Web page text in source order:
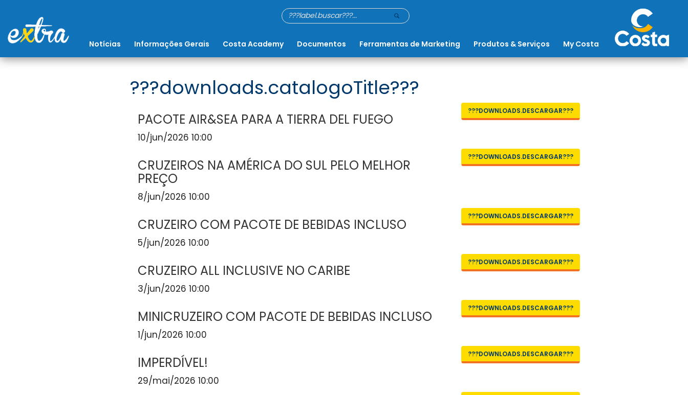
Notícias Informações Gerais Costa Academy Documentos Ferramentas de Marketing Produtos & Serviços My Costa
???downloads.catalogoTitle???
PACOTE AIR&SEA PARA A TIERRA DEL FUEGO
10/jun/2026 10:00
???DOWNLOADS.DESCARGAR???
CRUZEIROS NA AMÉRICA DO SUL PELO MELHOR
PREÇO
8/jun/2026 10:00
???DOWNLOADS.DESCARGAR???
CRUZEIRO COM PACOTE DE BEBIDAS INCLUSO
5/jun/2026 10:00
???DOWNLOADS.DESCARGAR???
CRUZEIRO ALL INCLUSIVE NO CARIBE
3/jun/2026 10:00
???DOWNLOADS.DESCARGAR???
MINICRUZEIRO COM PACOTE DE BEBIDAS INCLUSO
1/jun/2026 10:00
???DOWNLOADS.DESCARGAR???
IMPERDÍVEL!
29/mai/2026 10:00
???DOWNLOADS.DESCARGAR???